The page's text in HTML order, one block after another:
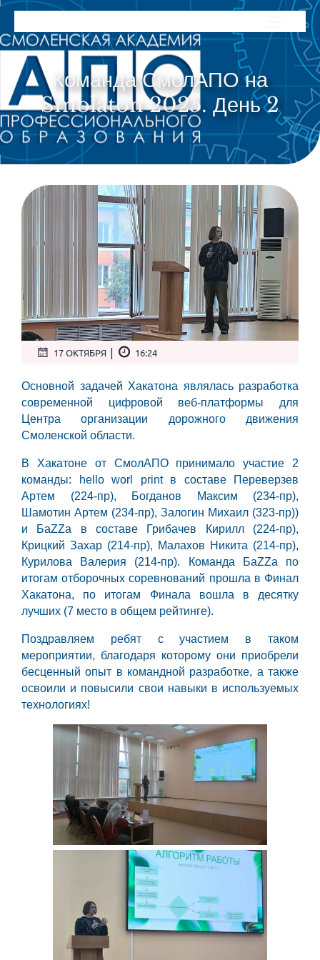
Команда СмолАПО на
Smolaton 2025. День 2
17 ОКТЯБРЯ | 16:24
Основной задачей Хакатона являлась разработка
современной цифровой веб-платформы для
Центра организации дорожного движения
Смоленской области.
В Хакатоне от СмолАПО принимало участие 2
команды: hello worl print в составе Переверзев
Артем (224-пр), Богданов Максим (234-пр),
Шамотин Артем (234-пр), Залогин Михаил (323-пр))
и БаZZа в составе Грибачев Кирилл (224-пр),
Крицкий Захар (214-пр), Малахов Никита (214-пр),
Курилова Валерия (214-пр). Команда БаZZа по
итогам отборочных соревнований прошла в Финал
Хакатона, по итогам Финала вошла в десятку
лучших (7 место в общем рейтинге).
Поздравляем ребят с участием в таком
мероприятии, благодаря которому они приобрели
бесценный опыт в командной разработке, а также
освоили и повысили свои навыки в используемых
технологиях!